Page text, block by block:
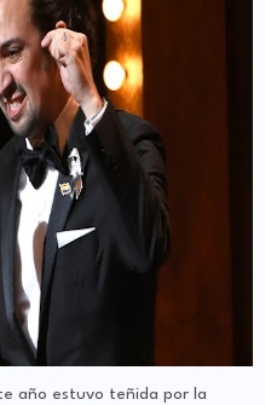
año estuvo teñida por la